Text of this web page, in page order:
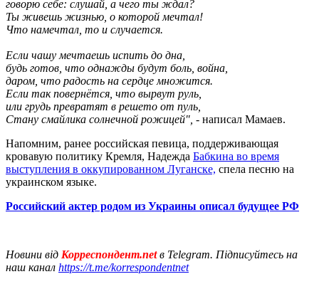
говорю себе: слушай, а чего ты ждал?
Ты живешь жизнью, о которой мечтал!
Что намечтал, то и случается.
Если чашу мечтаешь испить до дна,
будь готов, что однажды будут боль, война,
даром, что радость на сердце множится.
Если так повернётся, что вырвут руль,
или грудь превратят в решето от пуль,
Стану смайлика солнечной рожицей", - написал Мамаев.
Напомним, ранее российская певица, поддерживающая
кровавую политику Кремля, Надежда Бабкина во время
выступления в оккупированном Луганске, спела песню на
украинском языке.
Российский актер родом из Украины описал будущее РФ
Новини від Корреспондент.netв Telegram. Підписуйтесь на
наш канал https://t.me/korrespondentnet